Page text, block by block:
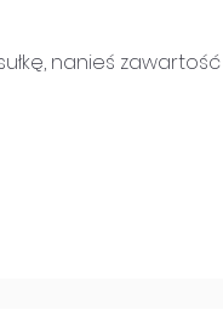
nanieś zawartość